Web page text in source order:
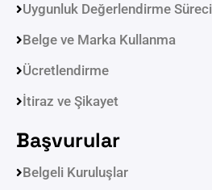
Uygunluk Değerlendirme Süreci
Belge ve Marka Kullanma
Ücretlendirme
İtiraz ve Şikayet
Başvurular
Belgeli Kuruluşlar